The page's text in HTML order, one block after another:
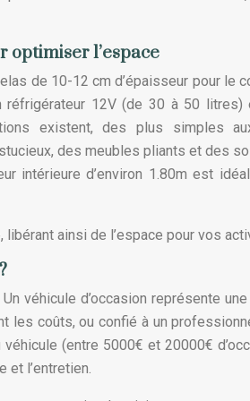
optimiser l’espace
de 10-12 cm d’épaisseur pour le
réfrigérateur 12V (de 30 à 50 litres)
existent, des plus simples
des meubles pliants et des
intérieure d’environ 1.80m est
ainsi de l’espace pour vos
véhicule d’occasion représente
les coûts, ou confié à un
(entre 5000€ et 20000€
et l’entretien.